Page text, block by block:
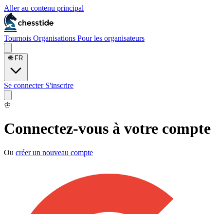
Aller au contenu principal
Tournois Organisations Pour les organisateurs
🌐 FR
Se connecter S'inscrire
♔
Connectez-vous à votre compte
Ou créer un nouveau compte